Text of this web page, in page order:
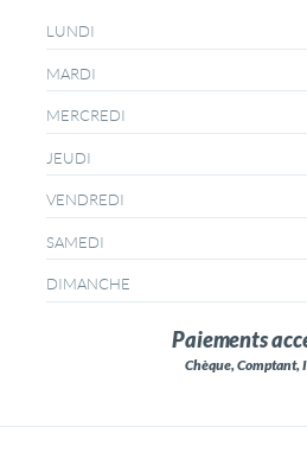
LUNDI
MARDI
MERCREDI
JEUDI
VENDREDI
SAMEDI
DIMANCHE
Paiements
Chèque, Comptant,